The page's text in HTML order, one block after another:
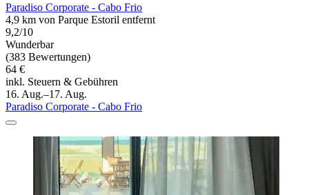
Paradiso Corporate - Cabo Frio
4,9 km von Parque Estoril entfernt
9,2/10
Wunderbar
(383 Bewertungen)
64 €
inkl. Steuern & Gebühren
16. Aug.–17. Aug.
Paradiso Corporate - Cabo Frio